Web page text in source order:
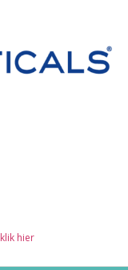
klik hier